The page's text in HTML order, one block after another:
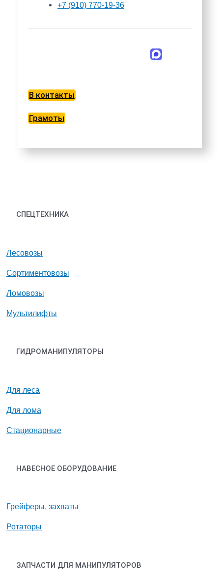
+7 (910) 770-19-36
В контакты
Грамоты
СПЕЦТЕХНИКА
Лесовозы
Сортиментовозы
Ломовозы
Мультилифты
ГИДРОМАНИПУЛЯТОРЫ
Для леса
Для лома
Стационарные
НАВЕСНОЕ ОБОРУДОВАНИЕ
Грейферы, захваты
Ротаторы
ЗАПЧАСТИ ДЛЯ МАНИПУЛЯТОРОВ